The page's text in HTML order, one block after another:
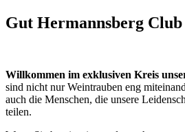
Gut Hermannsberg Club
Willkommen im exklusiven Kreis
sind nicht nur Weintrauben eng
auch die Menschen, die unsere
teilen.